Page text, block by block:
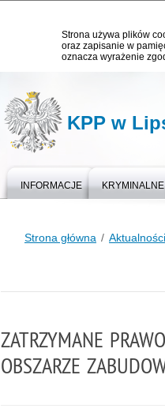
Strona używa plików
oraz zapisanie w
oznacza wyrażenie
KPP w
INFORMACJE KRYMINALNE
Strona główna Aktualności
ZATRZYMANE
OBSZARZE